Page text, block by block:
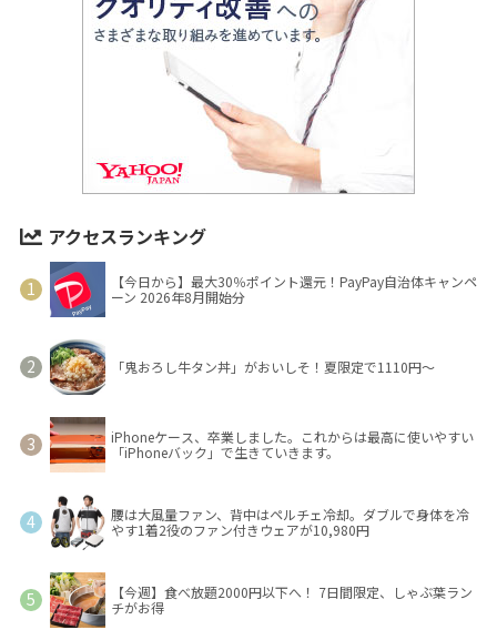
アクセスランキング
【今日から】最大30％ポイント還元！PayPay自治体キャンペ
ーン 2026年8月開始分
「鬼おろし牛タン丼」がおいしそ！夏限定で1110円～
iPhoneケース、卒業しました。これからは最高に使いやすい
「iPhoneバック」で生きていきます。
腰は大風量ファン、背中はペルチェ冷却。ダブルで身体を冷
やす1着2役のファン付きウェアが10,980円
【今週】食べ放題2000円以下へ！ 7日間限定、しゃぶ葉ラン
チがお得